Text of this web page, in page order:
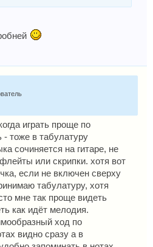
играть проще по
- тоже в табулатуру
сочиняется на гитаре, не
или скрипки. хотя вот
если не включен сверху
табулатуру, хотя
мне так проще видеть
как идёт мелодия.
ход по
видно сразу а в